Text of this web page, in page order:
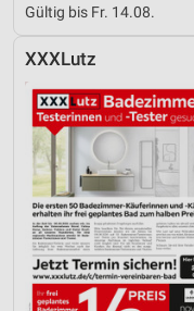
Gültig bis Fr. 14.08.
XXXLutz
Geräte anhand von
Notwendig
Performance
Funktional
Werbung